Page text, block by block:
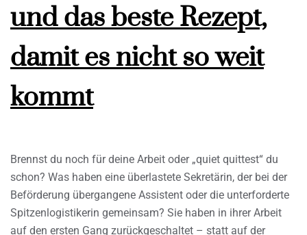
und das beste Rezept,
damit es nicht so weit
kommt
Brennst du noch für deine Arbeit oder „quiet quittest“ du
schon? Was haben eine überlastete Sekretärin, der bei der
Beförderung übergangene Assistent oder die unterforderte
Spitzenlogistikerin gemeinsam? Sie haben in ihrer Arbeit
auf den ersten Gang zurückgeschaltet – statt auf der